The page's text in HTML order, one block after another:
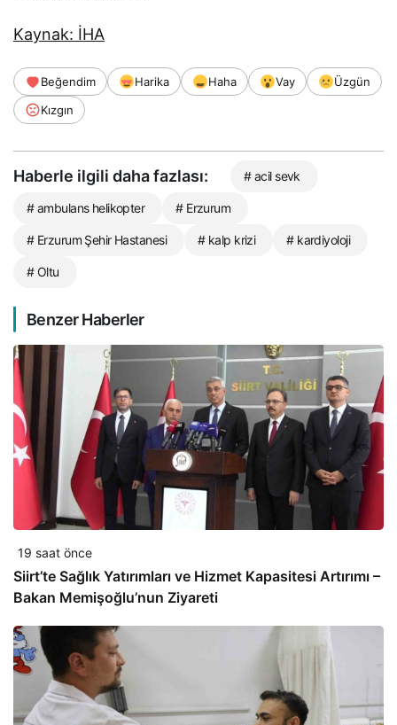
Kaynak: İHA
Beğendim Harika Haha Vay
Üzgün
Kızgın
Haberle ilgili daha fazlası: # acil sevk
# ambulans helikopter # Erzurum
# Erzurum Şehir Hastanesi # kalp krizi # kardiyoloji
# Oltu
Benzer Haberler
19 saat önce
Siirt’te Sağlık Yatırımları ve Hizmet Kapasitesi Artırımı –
Bakan Memişoğlu’nun Ziyareti